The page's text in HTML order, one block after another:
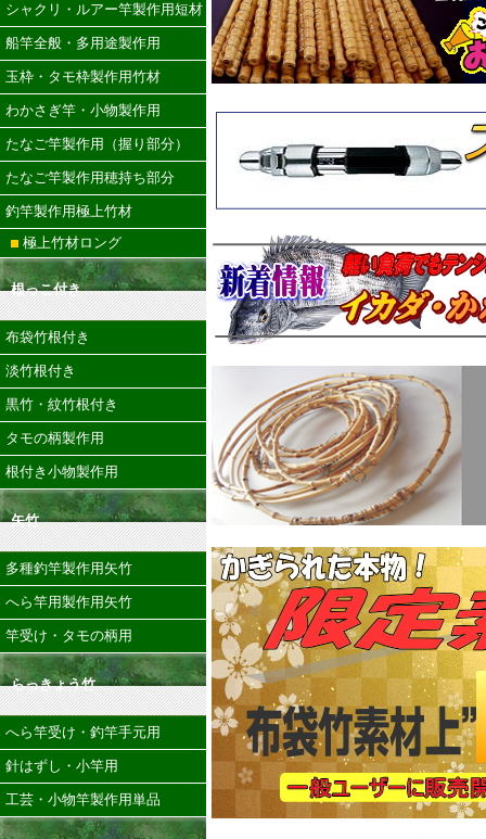
シャクリ・ルアー竿製作用短材
船竿全般・多用途製作用
玉枠・タモ枠製作用竹材
わかさぎ竿・小物製作用
たなご竿製作用（握り部分）
たなご竿製作用穂持ち部分
釣竿製作用極上竹材
極上竹材ロング
根っこ付き
布袋竹根付き
淡竹根付き
黒竹・紋竹根付き
タモの柄製作用
根付き小物製作用
矢竹
多種釣竿製作用矢竹
へら竿用製作用矢竹
竿受け・タモの柄用
らっきょう竹
へら竿受け・釣竿手元用
針はずし・小竿用
工芸・小物竿製作用単品